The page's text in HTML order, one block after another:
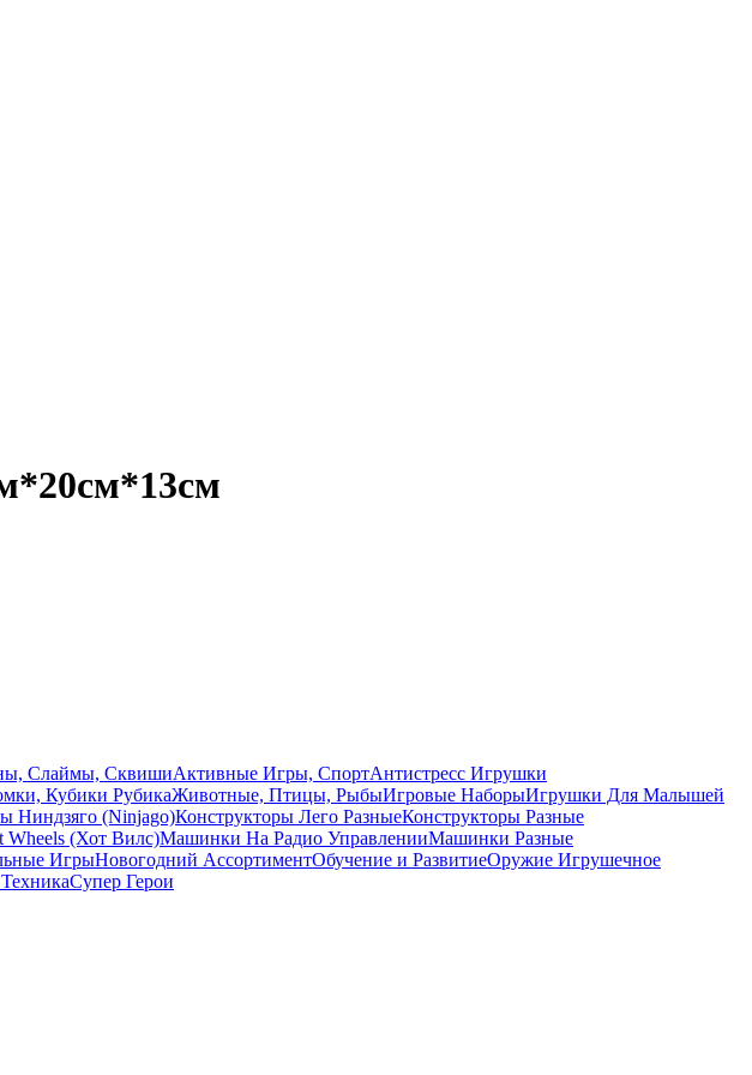
Слаймы, СквишиАктивные Игры, СпортАнтистресс Игрушки
Кубики РубикаЖивотные, Птицы, РыбыИгровые НаборыИгрушки Для Малышей
Ниндзяго (Ninjago)Конструкторы Лего РазныеКонструкторы Разные
(Хот Вилс)Машинки На Радио УправленииМашинки Разные
ИгрыНовогодний АссортиментОбучение и РазвитиеОружие Игрушечное
Супер Герои